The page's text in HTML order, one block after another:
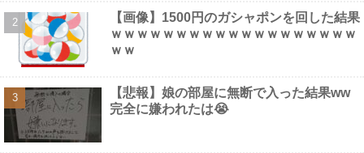
【仮面ライダーマイス】「変身ベルト DXマイスドライバー」ほ
か【DMM・楽天ブックス予約開始！】他 NEW!
【画像】 本田紗来さん、とうとうお姉ちゃんより巨乳化してしま
うｗｗｗｗｗｗ
NEW!
Powered by livedoor 相互RSS
【画像】1500円のガシャポンを回した結果
ｗｗｗｗｗｗｗｗｗｗｗｗｗｗｗｗｗｗｗ
ｗｗ
【悲報】娘の部屋に無断で入った結果ww
完全に嫌われたは😭